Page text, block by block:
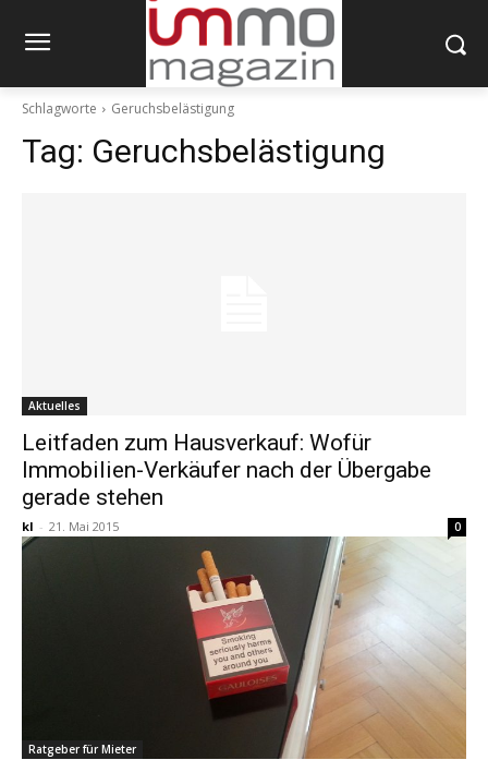
Schlagworte Geruchsbelästigung
Tag: Geruchsbelästigung
Aktuelles
Leitfaden zum Hausverkauf: Wofür
Immobilien-Verkäufer nach der Übergabe
gerade stehen
kl - 21. Mai 2015 0
Ratgeber für Mieter